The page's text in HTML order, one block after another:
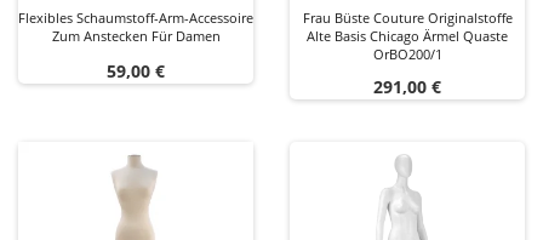
Flexibles Schaumstoff-Arm-Accessoire
Zum Anstecken Für Damen
Preis
59,00 €
Frau Büste Couture Originalstoffe
Alte Basis Chicago Ärmel Quaste
OrBO200/1
Preis
291,00 €